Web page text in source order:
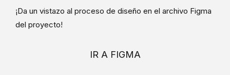
¡Da un vistazo al proceso de diseño en el archivo Figma
del proyecto!
IR A FIGMA